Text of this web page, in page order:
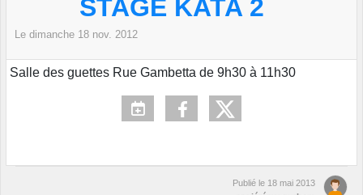
STAGE KATA 2
Le dimanche 18 nov. 2012
Salle des guettes Rue Gambetta de 9h30 à 11h30
Publié le 18 mai 2013